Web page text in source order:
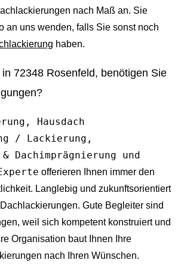
nach Maß an. Sie
an uns wenden, falls Sie sonst noch
haben.
72348 Rosenfeld, benötigen Sie
Hausdach
/ Lackierung,
Dachimprägnierung und
offerieren Ihnen immer den
Langlebig und zukunftsorientiert
Gute Begleiter sind
weil sich kompetent konstruiert und
Organisation baut Ihnen Ihre
nach Ihren Wünschen.